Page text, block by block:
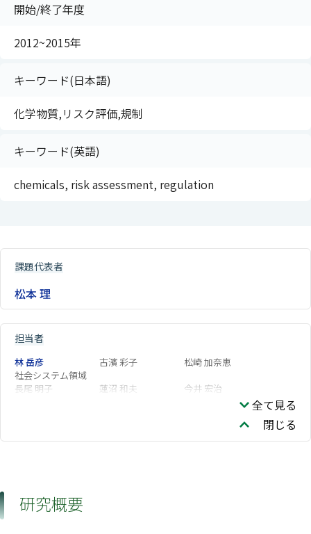
開始/終了年度
2012~2015年
キーワード(日本語)
化学物質,リスク評価,規制
キーワード(英語)
chemicals, risk assessment, regulation
課題代表者
松本 理
担当者
林 岳彦
社会システム領域
古濱 彩子
松崎 加奈恵
長尾 明子
蓮沼 和夫 今井 宏治
全て見る
閉じる
研究概要